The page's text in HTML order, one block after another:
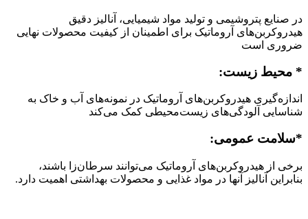
در صنایع پتروشیمی و تولید مواد شیمیایی، آنالیز دقیق
هیدروکربن‌های آروماتیک برای اطمینان از کیفیت محصولات نهایی
ضروری است
* محیط زیست:
اندازه‌گیری هیدروکربن‌های آروماتیک در نمونه‌های آب و خاک به
شناسایی آلودگی‌های زیست‌محیطی کمک می‌کند
*سلامت عمومی:
برخی از هیدروکربن‌های آروماتیک می‌توانند سرطان‌زا باشند،
بنابراین آنالیز آنها در مواد غذایی و محصولات بهداشتی اهمیت دارد.